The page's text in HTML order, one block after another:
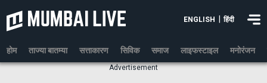
ENGLISH हिंदी
होम ताज्या बातम्या सत्ताकारण सिविक समाज लाइफस्टाइल मनोरंजन
Advertisement